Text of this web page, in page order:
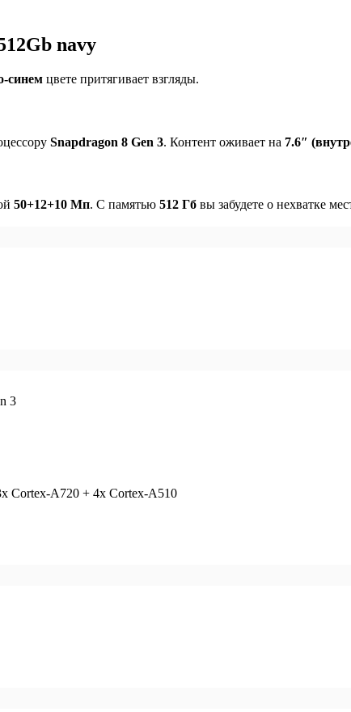
navy
синем цвете притягивает взгляды.
Snapdragon 8 Gen 3. Контент оживает на 7.6″
50+12+10 Мп. С памятью 512 Гб вы забудете о нехватке
3
Cortex-A720 + 4x Cortex-A510